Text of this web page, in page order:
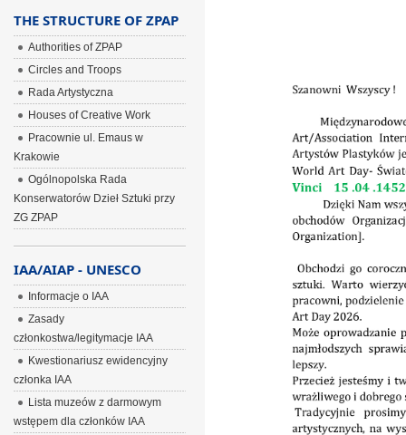
THE STRUCTURE OF ZPAP
Authorities of ZPAP
Circles and Troops
Rada Artystyczna
Houses of Creative Work
Pracownie ul. Emaus w
Krakowie
Ogólnopolska Rada
Konserwatorów Dzieł Sztuki przy
ZG ZPAP
IAA/AIAP - UNESCO
Informacje o IAA
Zasady
członkostwa/legitymacje IAA
Kwestionariusz ewidencyjny
członka IAA
Lista muzeów z darmowym
wstępem dla członków IAA